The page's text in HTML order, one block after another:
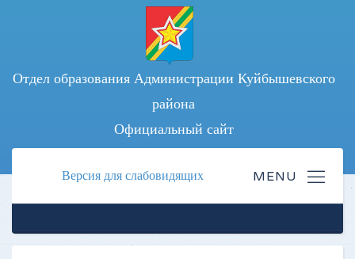
Отдел образования Администрации Куйбышевского
района
Официальный сайт
Версия для слабовидящих